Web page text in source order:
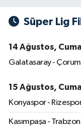
Süper Lig
14 Ağustos, Cuma
Galatasaray - Çorum
15 Ağustos,
Konyaspor -
Kasımpaşa -